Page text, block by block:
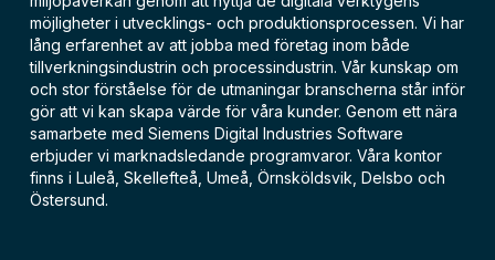
möjligheter i utvecklings- och produktionsprocessen. Vi har
lång erfarenhet av att jobba med företag inom både
tillverkningsindustrin och processindustrin. Vår kunskap om
och stor förståelse för de utmaningar branscherna står inför
gör att vi kan skapa värde för våra kunder. Genom ett nära
samarbete med Siemens Digital Industries Software
erbjuder vi marknadsledande programvaror. Våra kontor
finns i Luleå, Skellefteå, Umeå, Örnsköldsvik, Delsbo och
Östersund.